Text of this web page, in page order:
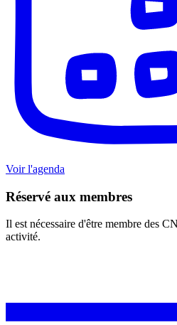
Voir l'agenda
Réservé aux membres
Il est nécessaire d'être membre des
activité.